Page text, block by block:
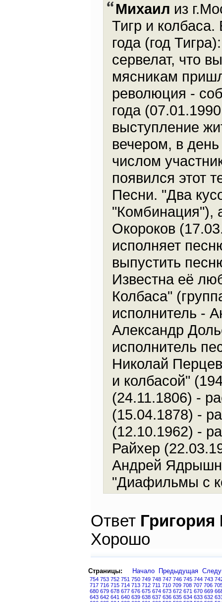
Михаил из
Тигр и
года (год
сервелат, что
мясникам
революция -
года
выступление
вечером, в
числом
появился этот
Песни. "Два
"Комбинация"),
Окороков
исполняет
выпустить
Известна её
Колбаса"
исполнитель -
Александр
исполнитель
Николай
и колбасой"
(24.11.1806) -
(15.04.1878) -
(12.10.1962) -
Райхер
Андрей
"Диафильмы с
Ответ
Хорошо
Страницы: Начало Предыдущая
754 753 752 751 750 749 748 747 746 745 744 743
717 716 715 714 713 712 711 710 709 708 707 706
680 679 678 677 676 675 674 673 672 671 670 669
643 642 641 640 639 638 637 636 635 634 633 632